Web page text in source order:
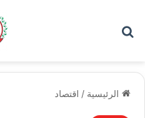
الرئيسية / اقتصاد